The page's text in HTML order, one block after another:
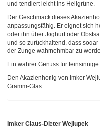
und tendiert leicht ins Hellgrüne.
Der Geschmack dieses
anpassungsfähig. Er eignet sich
oder ihn über Joghurt oder
und so zurückhaltend, dass
der Zunge wahrnehmbar zu
Ein wahrer Genuss für feinsinnige
Den Akazienhonig von Imker
Gramm-Glas.
Imker Claus-Dieter Wejlupek